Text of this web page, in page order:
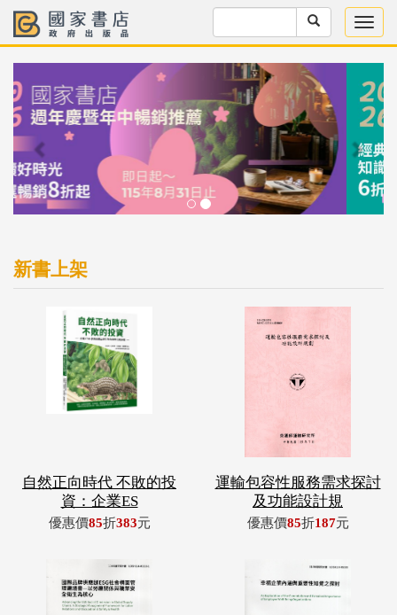
新書上架
自然正向時代 不敗的投
資：企業ES
優惠價85折383元
運輸包容性服務需求探討
及功能設計規
優惠價85折187元